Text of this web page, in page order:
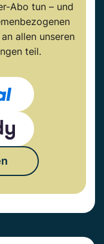
Abo tun – und
allen unseren
teil.